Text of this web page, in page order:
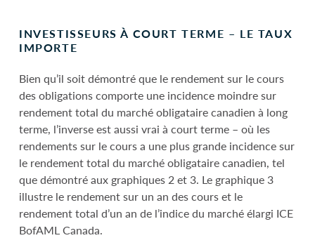
INVESTISSEURS À COURT TERME – LE TAUX
IMPORTE
Bien qu’il soit démontré que le rendement sur le cours
des obligations comporte une incidence moindre sur
rendement total du marché obligataire canadien à long
terme, l’inverse est aussi vrai à court terme – où les
rendements sur le cours a une plus grande incidence sur
le rendement total du marché obligataire canadien, tel
que démontré aux graphiques 2 et 3. Le graphique 3
illustre le rendement sur un an des cours et le
rendement total d’un an de l’indice du marché élargi ICE
BofAML Canada.